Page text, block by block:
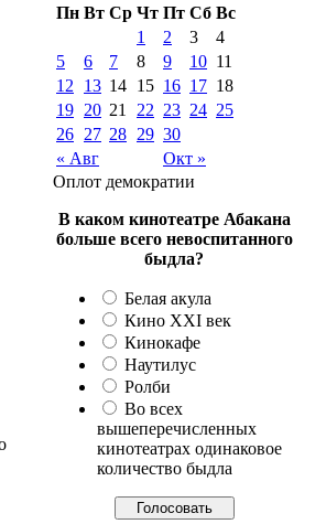
Пн Вт Ср Чт Пт Сб Вс
« Авг Окт »
1 2 3
4
5
6 7 8 9 10 11
12
13 14 15 16 17 18
19 20 21 22 23 24 25
26 27 28 29 30
Оплот демократии
В каком кинотеатре Абакана
больше всего невоспитанного
быдла?
Белая акула
Кино XXI век
Кинокафе
Наутилус
Ролби
Во всех
вышеперечисленных
кинотеатрах одинаковое
количество быдла